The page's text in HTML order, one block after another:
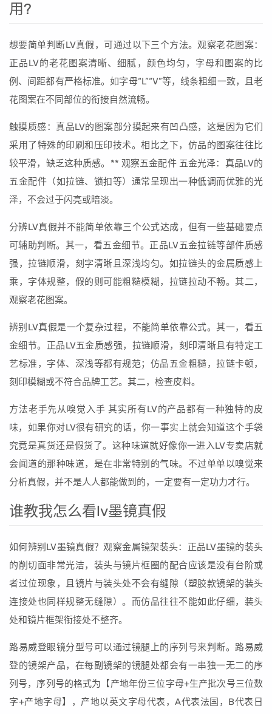
用?
想要简单判断LV真假，可通过以下三个方法。观察老花图案：
正品LV的老花图案清晰、细腻，颜色均匀，字母和图案的比
例、间距都有严格标准。如字母“L”“V”等，线条粗细一致，且老
花图案在不同部位的衔接自然流畅。
触摸质感：真品LV的图案部分摸起来有凹凸感，这是因为它们
采用了特殊的印刷和压印技术。相比之下，仿品的图案往往比
较平滑，缺乏这种质感。** 观察五金配件 五金光泽：真品LV的
五金配件（如拉链、锁扣等）通常呈现出一种低调而优雅的光
泽，不会过于闪亮或暗淡。
分辨LV真假并不能简单依靠三个公式达成，但有一些基础要点
可辅助判断。其一，看五金细节。正品LV五金拉链等部件质感
强，拉链顺滑，刻字清晰且深浅均匀。如拉链头的金属质感上
乘，字体规整，假的则可能粗糙模糊，拉链拉动不畅。其二，
观察老花图案。
辨别LV真假是一个复杂过程，不能简单依靠公式。其一，看五
金细节。正品LV五金质感强，拉链顺滑，刻印清晰且有特定工
艺标准，字体、深浅等都有规范；仿品五金粗糙，拉链卡顿，
刻印模糊或不符合品牌工艺。其二，检查皮料。
方法老手先从嗅觉入手 其实所有LV的产品都有一种独特的皮
味，如果你对LV很有研究的话，你一事实上就会知道这个手袋
究竟是真货还是假货了。这种味道就好像你一进入LV专卖店就
会闻道的那种味道，是在非常特别的气味。不过单单以嗅觉来
分析真假，并不是人人都能做到的，一定要有一定功力才行。
谁教我怎么看lv墨镜真假
如何辨别LV墨镜真假？观察金属镜架装头：正品LV墨镜的装头
的削切面非常光洁，装头与镜片框圈的配合应该是没有台阶或
者过位现象，且镜片与装头处不会有缝隙（塑胶款镜架的装头
连接处也同样规整无缝隙）。而仿品往往不能如此仔细，装头
处和镜片框架衔接处不整齐。
路易威登眼镜分型号可以通过镜腿上的序列号来判断。路易威
登的镜架产品，在每副镜架的镜腿处都会有一串独一无二的序
列号，序列号的格式为【产地年份三位字母+生产批次号三位数
字+产地字母】，产地以英文字母代表，A代表法国，B代表日